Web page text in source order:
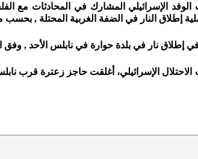
الإسرائيلي المشارك في المحادثات مع
إطلاق النار في الضفة الغربية المحتلة ,
إطلاق نار في بلدة حوارة في نابلس الأحد , وفق
الإسرائيلي، أغلقت حاجز زعترة قرب